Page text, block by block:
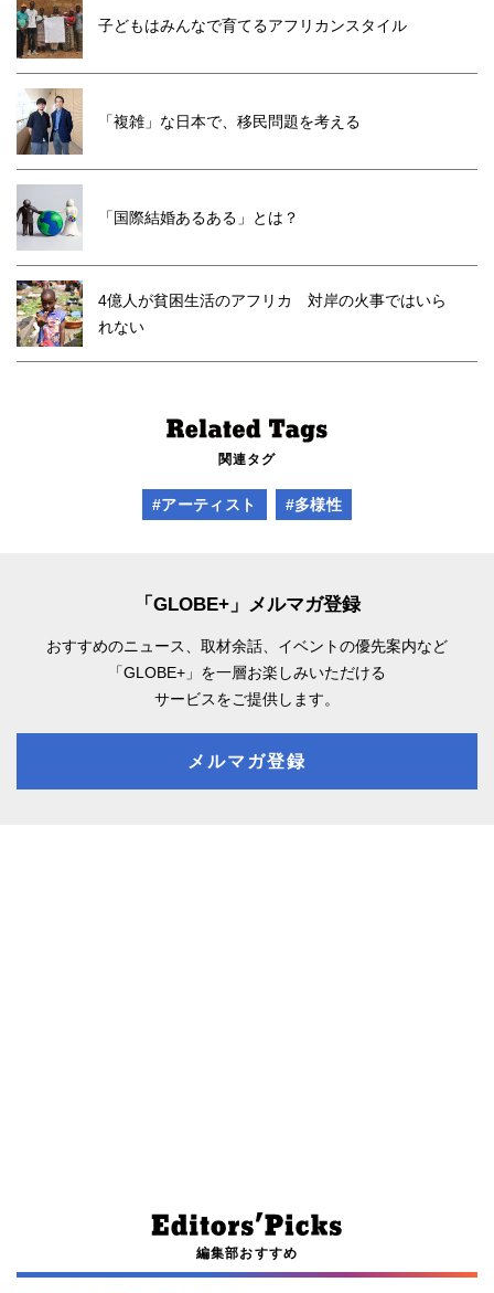
子どもはみんなで育てるアフリカンスタイル
「複雑」な日本で、移民問題を考える
「国際結婚あるある」とは？
4億人が貧困生活のアフリカ 対岸の火事ではいら
れない
関連タグ
#アーティスト #多様性
「GLOBE+」メルマガ登録
おすすめのニュース、取材余話、 イベントの優先案内など
「GLOBE+」を一層お楽しみいただける
サービスをご提供します。
メルマガ登録
編集部おすすめ